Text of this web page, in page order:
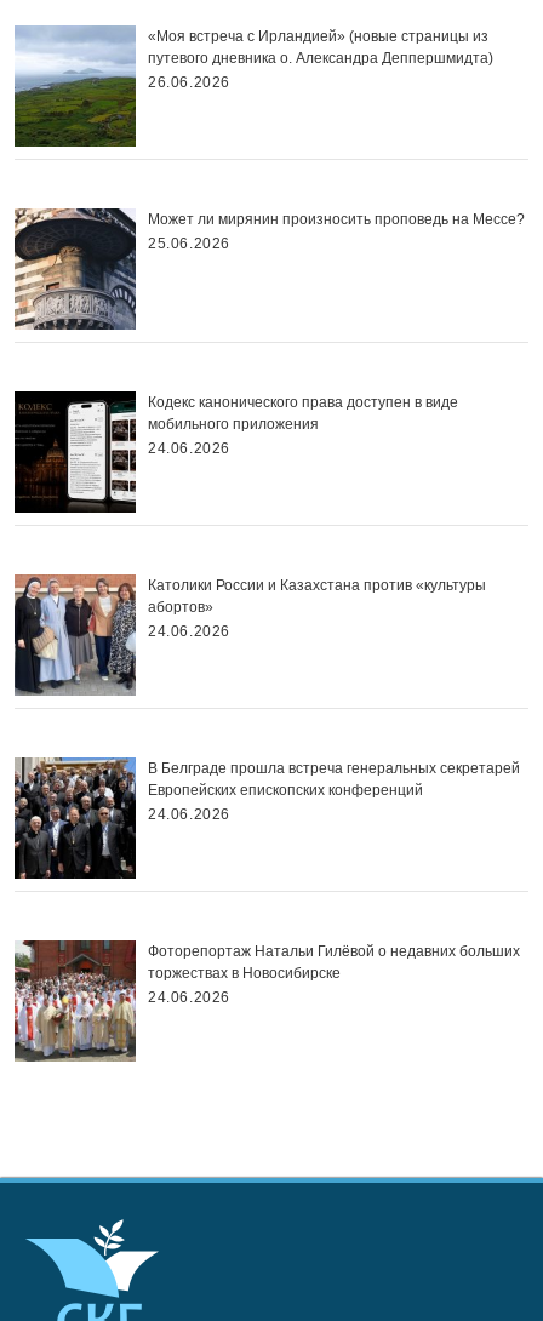
«Моя встреча с Ирландией» (новые страницы из
путевого дневника о. Александра Деппершмидта)
26.06.2026
Может ли мирянин произносить проповедь на Мессе?
25.06.2026
Кодекс канонического права доступен в виде
мобильного приложения
24.06.2026
Католики России и Казахстана против «культуры
абортов»
24.06.2026
В Белграде прошла встреча генеральных секретарей
Европейских епископских конференций
24.06.2026
Фоторепортаж Натальи Гилёвой о недавних больших
торжествах в Новосибирске
24.06.2026